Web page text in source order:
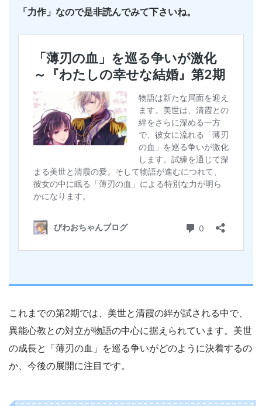
「力作」なので是非読んでみて下さいね。
これまでの第2期では、美世と清霞の絆が試される中で、
異能心教との対立が物語の中心に据えられています。美世
の成長と「薄刃の血」を巡る争いがどのように決着するの
か、今後の展開に注目です。